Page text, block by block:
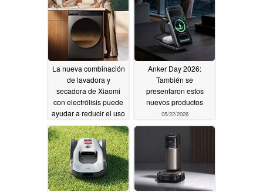
La nueva combinación
de lavadora y
secadora de Xiaomi
con electrólisis puede
ayudar a reducir el uso
de detergente05/26/2026
Anker Day 2026:
También se
presentaron estos
nuevos productos
05/22/2026